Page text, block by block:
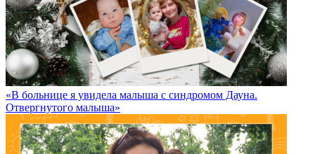
«В больнице я увидела малыша с синдромом Дауна.
Отвергнутого малыша»